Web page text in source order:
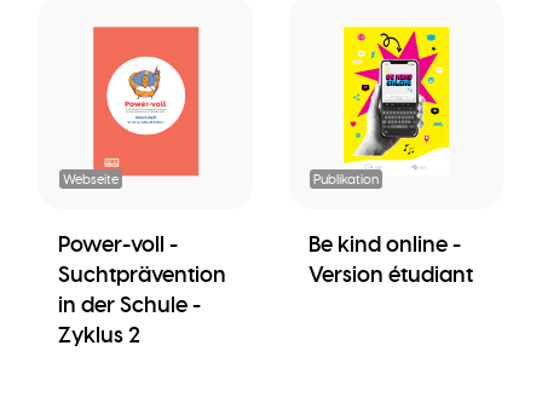
Webseite
Power-voll -
Suchtprävention
in der Schule -
Zyklus 2
Publikation
Be kind online -
Version étudiant